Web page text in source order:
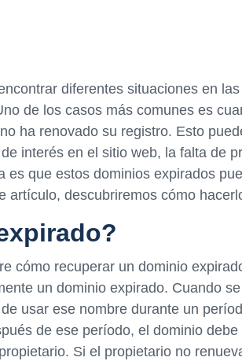
diferentes situaciones en
de los casos más comunes es
ha renovado su registro. Esto
interés en el sitio web, la falta de
es que estos dominios expirados
artículo, descubriremos cómo
cómo recuperar un dominio
un dominio expirado. Cuando
usar ese nombre durante un
de ese período, el dominio
Si el propietario no